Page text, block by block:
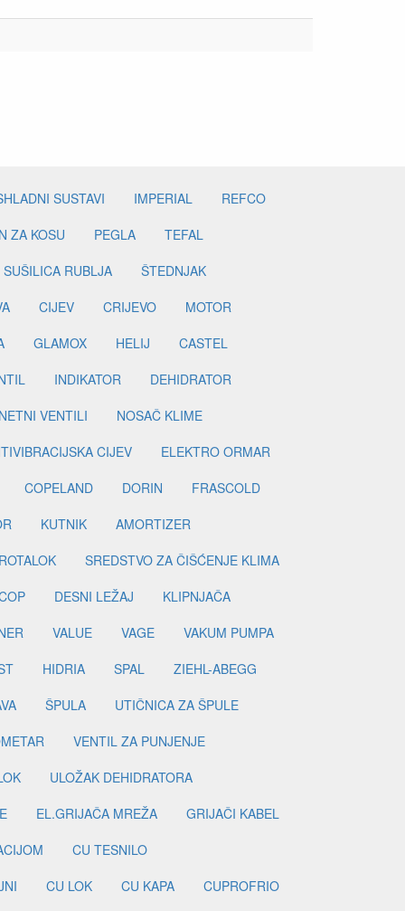
SUSTAVI IMPERIAL
REFCO
ZA KOSU
PEGLA
TEFAL
SUŠILICA RUBLJA
ŠTEDNJAK
CIJEV CRIJEVO
MOTOR
GLAMOX HELIJ
CASTEL
INDIKATOR
DEHIDRATOR
VENTILI
NOSAČ KLIME
CIJEV
ELEKTRO ORMAR
COPELAND
DORIN
FRASCOLD
KUTNIK
AMORTIZER
SREDSTVO ZA ČIŠĆENJE KLIMA
DESNI LEŽAJ
KLIPNJAČA
VALUE VAGE
VAKUM PUMPA
HIDRIA SPAL
ZIEHL-ABEGG
ŠPULA
UTIČNICA ZA ŠPULE
VENTIL ZA PUNJENJE
ULOŽAK DEHIDRATORA
EL.GRIJAČA MREŽA
GRIJAČI KABEL
CU TESNILO
CU LOK CU KAPA
CUPROFRIO